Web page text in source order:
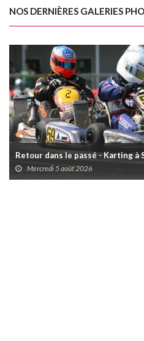
NOS DERNIÈRES GALERIES
Retour dans le passé - Karting à
Mercredi 5 août 2026